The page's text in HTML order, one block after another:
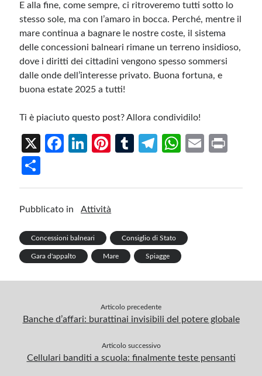
E alla fine, come sempre, ci ritroveremo tutti sotto lo
stesso sole, ma con l’amaro in bocca. Perché, mentre il
mare continua a bagnare le nostre coste, il sistema
delle concessioni balneari rimane un terreno insidioso,
dove i diritti dei cittadini vengono spesso sommersi
dalle onde dell’interesse privato. Buona fortuna, e
buona estate 2025 a tutti!
Ti è piaciuto questo post? Allora condividilo!
X
Fa
o
k
Li
n
Pi
t
T
Te
W
p
p
E
h
ar
Pubblicato in Attività
Concessioni balneari Consiglio di Stato
Gara d'appalto Mare Spiagge
Articolo precedente
Banche d’affari: burattinai invisibili del potere globale
Articolo successivo
Cellulari banditi a scuola: finalmente teste pensanti